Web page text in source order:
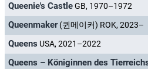
Queenie's CastleGB, 1970–1972
Queenmaker (퀸메이커) ROK, 2023–
Queens USA, 2021–2022
Queens – Königinnen des